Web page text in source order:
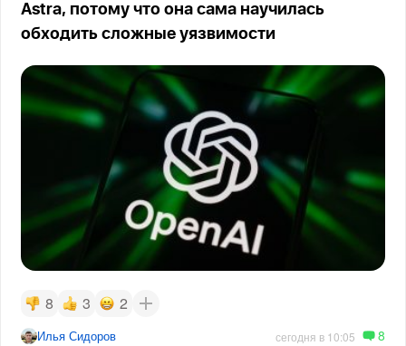
Astra, потому что она сама научилась
обходить сложные уязвимости
8 3 2
Илья Сидоров сегодня в 10:05 8